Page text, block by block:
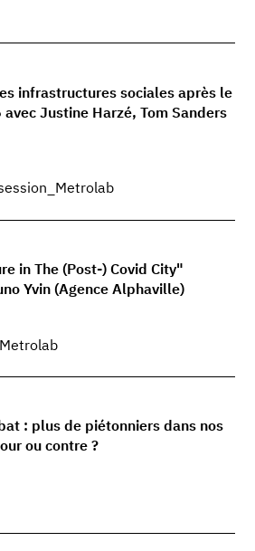
infrastructures sociales après le
avec Justine Harzé, Tom Sanders
in The (Post-) Covid City"
Yvin (Agence Alphaville)
: plus de piétonniers dans nos
ou contre ?